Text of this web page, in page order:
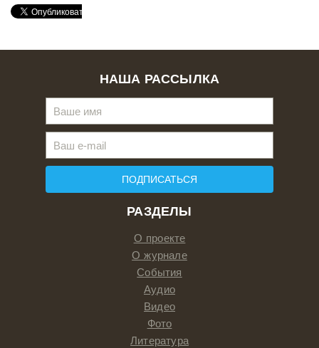
РАЗДЕЛЫ
О проекте
О журнале
События
Аудио
Видео
Фото
Литература
НАША РАССЫЛКА
ПОДПИСАТЬСЯ